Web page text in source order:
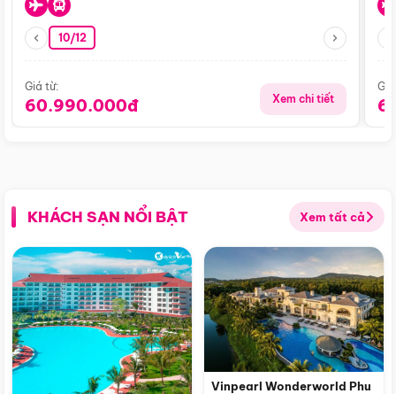
10/12
Giá từ:
60.990.000đ Xem chi tiết
KHÁCH SẠN NỔI BẬT Xem tất cả
Vinpearl Wonderworld Phu